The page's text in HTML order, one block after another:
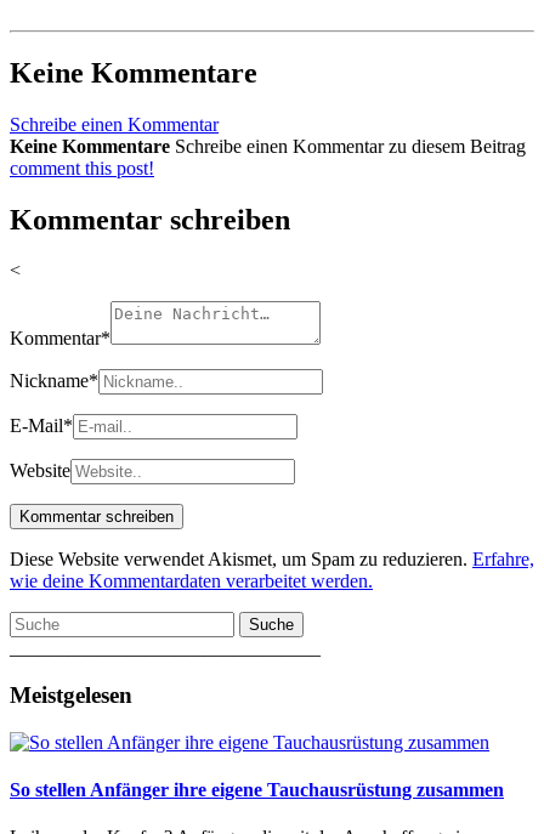
Keine Kommentare
Schreibe einen Kommentar
Keine Kommentare Schreibe einen Kommentar zu diesem Beitrag
comment this post!
Kommentar schreiben
<
Kommentar*
Nickname*
E-Mail*
Website
Diese Website verwendet Akismet, um Spam zu reduzieren. Erfahre,
wie deine Kommentardaten verarbeitet werden.
Suche
Meistgelesen
So stellen Anfänger ihre eigene Tauchausrüstung zusammen